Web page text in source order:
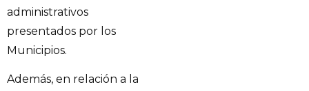
administrativos
presentados por los
Municipios.
Además, en relación a la